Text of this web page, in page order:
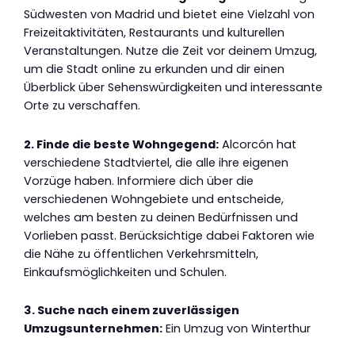
Südwesten von Madrid und bietet eine Vielzahl von
Freizeitaktivitäten, Restaurants und kulturellen
Veranstaltungen. Nutze die Zeit vor deinem Umzug,
um die Stadt online zu erkunden und dir einen
Überblick über Sehenswürdigkeiten und interessante
Orte zu verschaffen.
2. Finde die beste Wohngegend: Alcorcón hat
verschiedene Stadtviertel, die alle ihre eigenen
Vorzüge haben. Informiere dich über die
verschiedenen Wohngebiete und entscheide,
welches am besten zu deinen Bedürfnissen und
Vorlieben passt. Berücksichtige dabei Faktoren wie
die Nähe zu öffentlichen Verkehrsmitteln,
Einkaufsmöglichkeiten und Schulen.
3. Suche nach einem zuverlässigen
Umzugsunternehmen: Ein Umzug von Winterthur